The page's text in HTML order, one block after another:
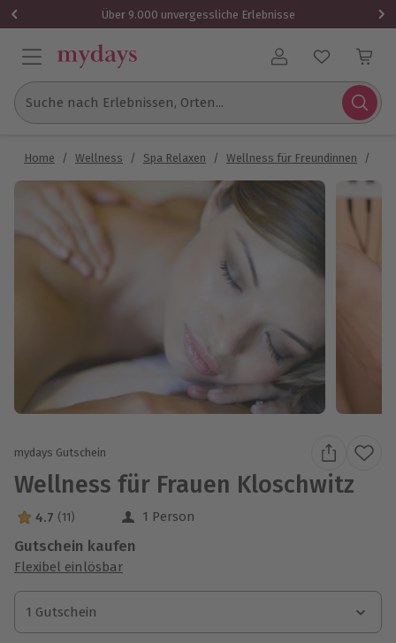
Über 9.000 unvergessliche Erlebnisse
Benutzerkonto
Suche nach Erlebnissen, Orten...
Home / Wellness / Spa Relaxen / Wellness für Freundinnen /
mydays Gutschein
Wellness für Frauen Kloschwitz
4.7 Sterne von 5 aus 11 Bewertungen
4.7 (11) 1 Person
Gutschein kaufen
Flexibel einlösbar
1 Gutschein
1 Gutschein
1 Gutschein